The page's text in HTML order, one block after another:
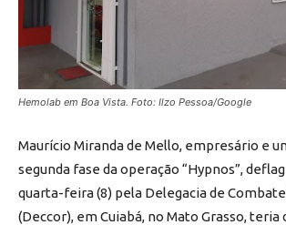
Hemolab em Boa Vista. Foto: Ilzo Pessoa/Google
Maurício Miranda de Mello, empresário e
segunda fase da operação “Hypnos”,
quarta-feira (8) pela Delegacia de
(Deccor), em Cuiabá, no Mato Grasso, teria